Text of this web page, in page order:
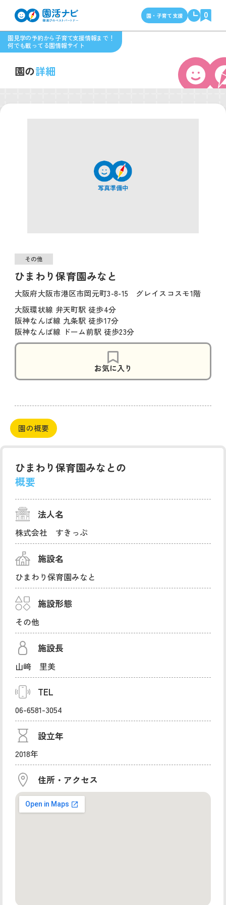
園見学の予約から子育て支援情報まで！
何でも載ってる園情報サイト
園・子育て支援 0
園の詳細
ひまわり保育園みなと
その他
大阪府大阪市港区市岡元町3-8-15 グレイスコスモ1階
大阪環状線 弁天町駅 徒歩4分
阪神なんば線 九条駅 徒歩17分
阪神なんば線 ドーム前駅 徒歩23分
お気に入り
園の概要
ひまわり保育園みなとの
概要
法人名
株式会社 すきっぷ
施設名
ひまわり保育園みなと
施設形態
その他
施設長
山﨑 里美
TEL
06-6581-3054
設立年
2018年
住所・アクセス